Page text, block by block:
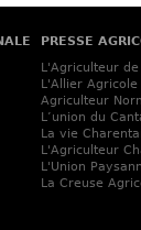
PRESSE
L'Agriculteur
L'Allier Agricole
Agriculteur
L’union du
La vie
L'Agriculteur
L'Union
La Creuse